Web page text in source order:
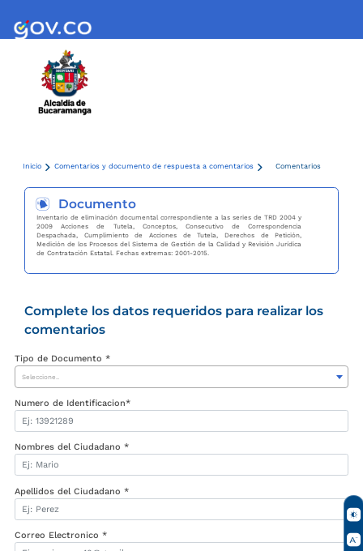
Inicio Comentarios y documento de respuesta a comentarios Comentarios
Documento
Inventario de eliminación documental correspondiente a las series de TRD 2004 y
2009 Acciones de Tutela, Conceptos, Consecutivo de Correspondencia
Despachada, Cumplimiento de Acciones de Tutela, Derechos de Petición,
Medición de los Procesos del Sistema de Gestión de la Calidad y Revisión Jurídica
de Contratación Estatal. Fechas extremas: 2001-2015.
Complete los datos requeridos para realizar los
comentarios
Tipo de Documento *
Seleccione..
Numero de Identificacion*
Nombres del Ciudadano *
Apellidos del Ciudadano *
Correo Electronico *